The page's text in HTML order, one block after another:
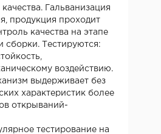
Гальванизация
продукция проходит
качества на этапе
сборки. Тестируются:
воздействию.
выдерживает без
характеристик более
открываний-
тестирование на